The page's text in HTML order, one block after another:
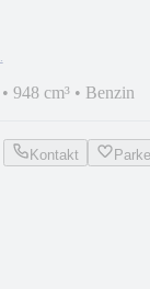
• 948 cm³ • Benzin
Kontakt